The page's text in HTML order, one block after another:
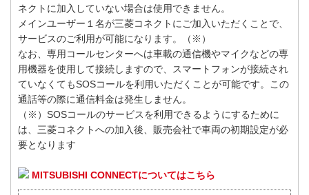
ネクトに加入していない場合は使用できません。
メインユーザー１名が三菱コネクトにご加入いただくことで、
サービスのご利用が可能になります。（※）
なお、専用コールセンターへは車載の通信機やマイクなどの専
用機器を使用して接続しますので、スマートフォンが接続され
ていなくてもSOSコールを利用いただくことが可能です。この
通話等の際に通信料金は発生しません。
（※）SOSコールのサービスを利用できるようにするために
は、三菱コネクトへの加入後、販売会社で車両の初期設定が必
要となります
MITSUBISHI CONNECTについてはこちら